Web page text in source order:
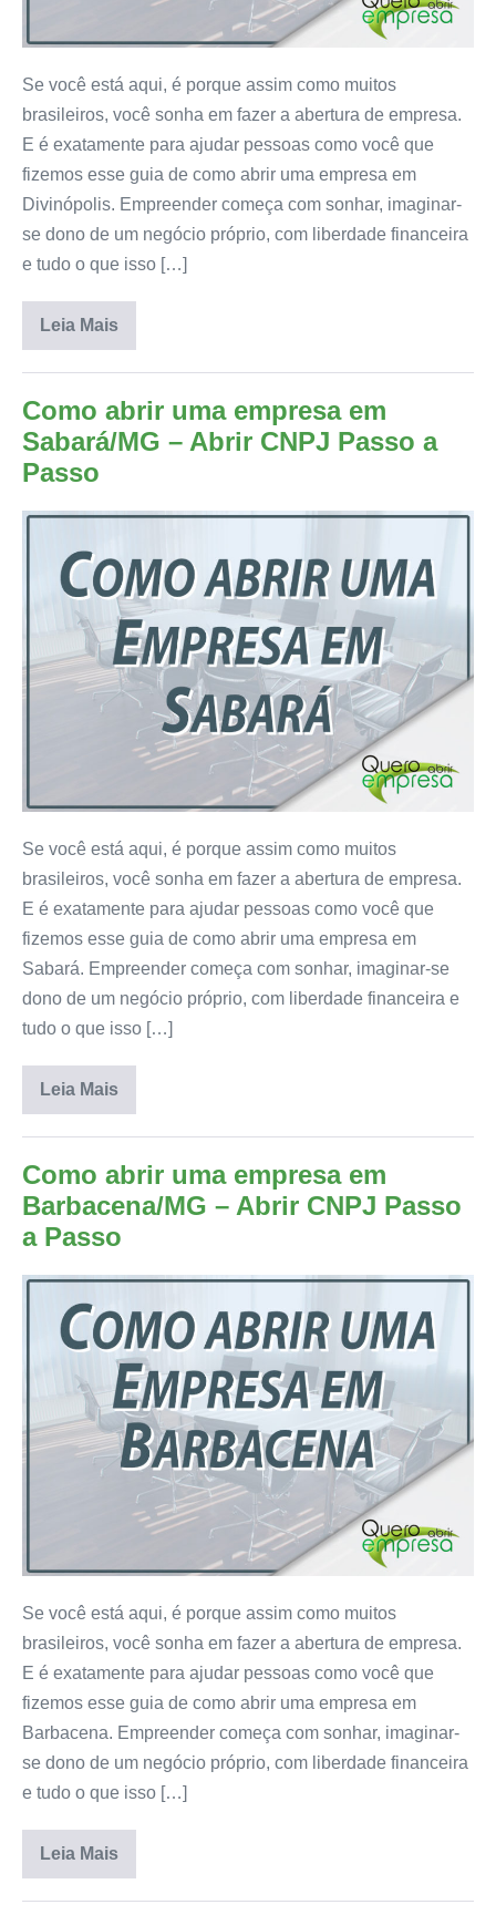
Se você está aqui, é porque assim como muitos
brasileiros, você sonha em fazer a abertura de empresa.
E é exatamente para ajudar pessoas como você que
fizemos esse guia de como abrir uma empresa em
Divinópolis. Empreender começa com sonhar, imaginar-
se dono de um negócio próprio, com liberdade financeira
e tudo o que isso […]
Leia Mais
Como abrir uma empresa em
Sabará/MG – Abrir CNPJ Passo a
Passo
Se você está aqui, é porque assim como muitos
brasileiros, você sonha em fazer a abertura de empresa.
E é exatamente para ajudar pessoas como você que
fizemos esse guia de como abrir uma empresa em
Sabará. Empreender começa com sonhar, imaginar-se
dono de um negócio próprio, com liberdade financeira e
tudo o que isso […]
Leia Mais
Como abrir uma empresa em
Barbacena/MG – Abrir CNPJ Passo
a Passo
Se você está aqui, é porque assim como muitos
brasileiros, você sonha em fazer a abertura de empresa.
E é exatamente para ajudar pessoas como você que
fizemos esse guia de como abrir uma empresa em
Barbacena. Empreender começa com sonhar, imaginar-
se dono de um negócio próprio, com liberdade financeira
e tudo o que isso […]
Leia Mais